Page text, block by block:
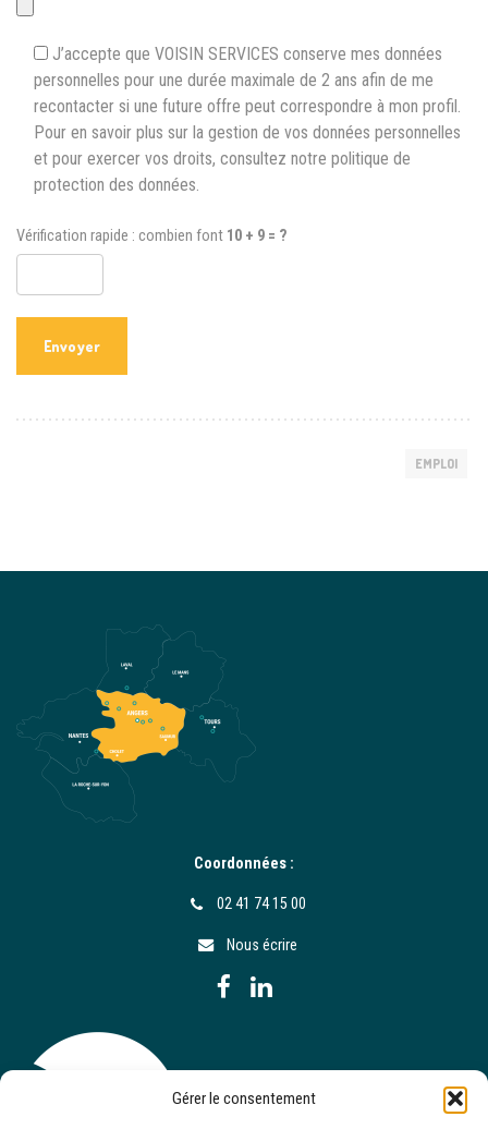
Gérer le consentement
J’accepte que VOISIN SERVICES conserve mes données
personnelles pour une durée maximale de 2 ans afin de me
recontacter si une future offre peut correspondre à mon profil.
Pour en savoir plus sur la gestion de vos données personnelles
et pour exercer vos droits, consultez notre politique de
protection des données.
Vérification rapide : combien font 10 + 9 = ?
EMPLOI
Coordonnées :
02 41 74 15 00
Nous écrire